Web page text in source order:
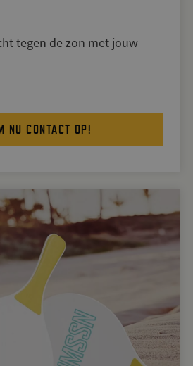
tegen de zon met jouw
NU CONTACT OP!